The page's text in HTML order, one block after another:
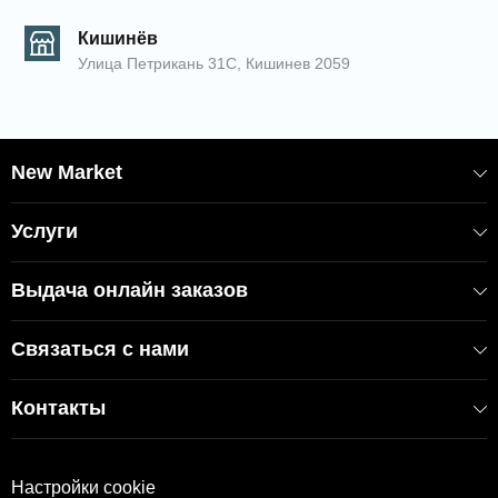
Кишинёв
Улица Петрикань 31С, Кишинев 2059
New Market
Услуги
Выдача онлайн заказов
Связаться с нами
Контакты
Настройки cookie